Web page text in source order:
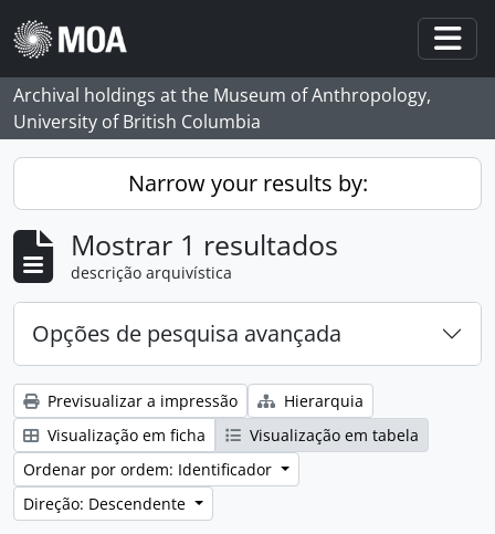
Skip to main content
Archival holdings at the Museum of Anthropology,
University of British Columbia
Narrow your results by:
Mostrar 1 resultados
descrição arquivística
Opções de pesquisa avançada
Previsualizar a impressão
Hierarquia
Visualização em ficha
Visualização em tabela
Ordenar por ordem: Identificador
Direção: Descendente